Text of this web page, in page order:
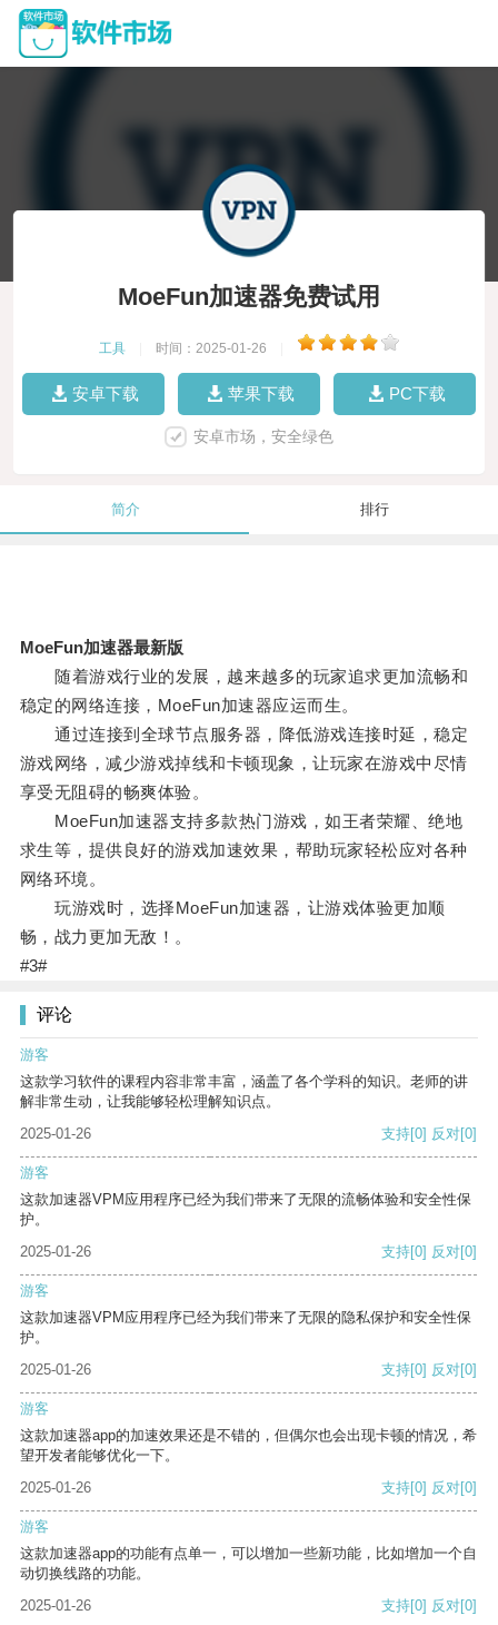
MoeFun加速器免费试用
工具 时间：2025-01-26
安卓下载 苹果下载 PC下载
安卓市场，安全绿色
简介 排行
MoeFun加速器最新版
随着游戏行业的发展，越来越多的玩家追求更加流畅和
稳定的网络连接，MoeFun加速器应运而生。
通过连接到全球节点服务器，降低游戏连接时延，稳定
游戏网络，减少游戏掉线和卡顿现象，让玩家在游戏中尽情
享受无阻碍的畅爽体验。
MoeFun加速器支持多款热门游戏，如王者荣耀、绝地
求生等，提供良好的游戏加速效果，帮助玩家轻松应对各种
网络环境。
玩游戏时，选择MoeFun加速器，让游戏体验更加顺
畅，战力更加无敌！。
#3#
评论
游客
这款学习软件的课程内容非常丰富，涵盖了各个学科的知识。老师的讲
解非常生动，让我能够轻松理解知识点。
2025-01-26
支持[0] 反对[0]
游客
这款加速器VPM应用程序已经为我们带来了无限的流畅体验和安全性保
护。
2025-01-26
支持[0] 反对[0]
游客
这款加速器VPM应用程序已经为我们带来了无限的隐私保护和安全性保
护。
2025-01-26
支持[0] 反对[0]
游客
这款加速器app的加速效果还是不错的，但偶尔也会出现卡顿的情况，希
望开发者能够优化一下。
2025-01-26
支持[0] 反对[0]
游客
这款加速器app的功能有点单一，可以增加一些新功能，比如增加一个自
动切换线路的功能。
2025-01-26
支持[0] 反对[0]